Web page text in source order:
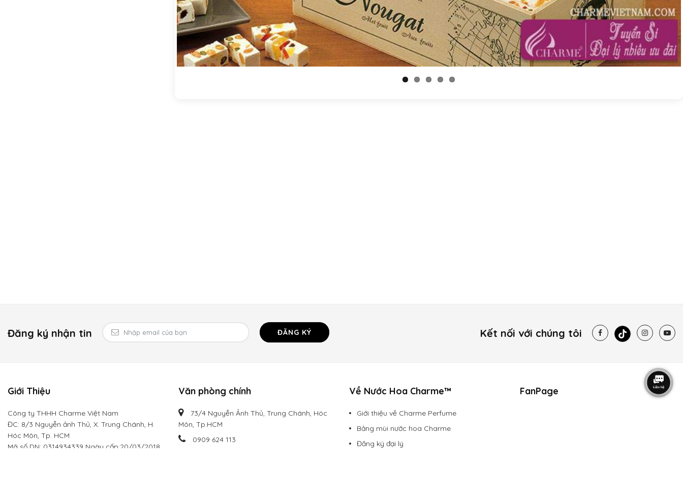
Đăng ký nhận tin ĐĂNG KÝ Kết nối với chúng tôi
Giới Thiệu
Công ty THHH Charme Việt Nam
ĐC: 8/3 Nguyễn ảnh Thủ, X. Trung Chánh, H.
Hóc Môn, Tp. HCM
Mã số DN: 0314934339 Ngày cấp:20/03/2018
Văn phòng chính
73/4 Nguyễn Ảnh Thủ, Trung Chánh, Hóc
Môn, Tp.HCM
0909 624 113
Về Nước Hoa Charme™
Giới thiệu về Charme Perfume
Bảng mùi nước hoa Charme
Đăng ký đại lý
FanPage